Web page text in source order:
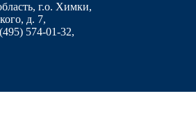
г.о. Химки,
д. 7,
574-01-32,